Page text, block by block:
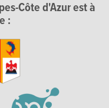
Côte d'Azur est à
: